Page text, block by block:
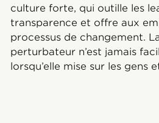
culture forte, qui outille les
transparence et offre aux
processus de changement.
perturbateur n’est jamais
lorsqu’elle mise sur les gens